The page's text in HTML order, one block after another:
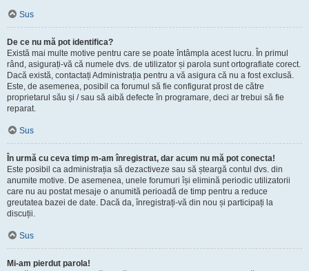
Sus
De ce nu mă pot identifica?
Există mai multe motive pentru care se poate întâmpla acest lucru. În primul
rând, asigurați-vă că numele dvs. de utilizator și parola sunt ortografiate corect.
Dacă există, contactați Administrația pentru a vă asigura că nu a fost exclusă.
Este, de asemenea, posibil ca forumul să fie configurat prost de către
proprietarul său și / sau să aibă defecte în programare, deci ar trebui să fie
reparat.
Sus
În urmă cu ceva timp m-am înregistrat, dar acum nu mă pot conecta!
Este posibil ca administrația să dezactiveze sau să șteargă contul dvs. din
anumite motive. De asemenea, unele forumuri își elimină periodic utilizatorii
care nu au postat mesaje o anumită perioadă de timp pentru a reduce
greutatea bazei de date. Dacă da, înregistrați-vă din nou și participați la
discuții.
Sus
Mi-am pierdut parola!